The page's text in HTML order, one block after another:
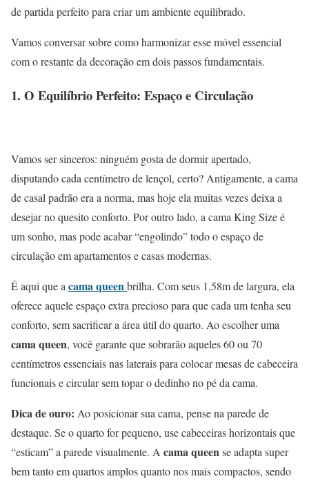
de partida perfeito para criar um ambiente equilibrado.
Vamos conversar sobre como harmonizar esse móvel essencial
com o restante da decoração em dois passos fundamentais.
1. O Equilíbrio Perfeito: Espaço e Circulação
Vamos ser sinceros: ninguém gosta de dormir apertado,
disputando cada centímetro de lençol, certo? Antigamente, a cama
de casal padrão era a norma, mas hoje ela muitas vezes deixa a
desejar no quesito conforto. Por outro lado, a cama King Size é
um sonho, mas pode acabar “engolindo” todo o espaço de
circulação em apartamentos e casas modernas.
É aqui que acama queenbrilha. Com seus 1,58m de largura, ela
oferece aquele espaço extra precioso para que cada um tenha seu
conforto, sem sacrificar a área útil do quarto. Ao escolher uma
cama queen, você garante que sobrarão aqueles 60 ou 70
centímetros essenciais nas laterais para colocar mesas de cabeceira
funcionais e circular sem topar o dedinho no pé da cama.
Dica de ouro: Ao posicionar sua cama, pense na parede de
destaque. Se o quarto for pequeno, use cabeceiras horizontais que
“esticam” a parede visualmente. A cama queense adapta super
bem tanto em quartos amplos quanto nos mais compactos, sendo